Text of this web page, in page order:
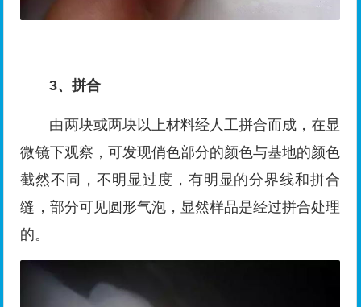
3、拼合
由两块或两块以上材料经人工拼合而成，在显
微镜下观察，可发现俏色部分的颜色与基地的颜色
截然不同，不明显过度，有明显的分界线和拼合
缝，部分可见圆形气泡，显然样品是经过拼合处理
的。